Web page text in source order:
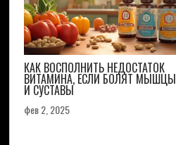
КАК ВОСПОЛНИТЬ НЕДОСТАТОК
ВИТАМИНА, ЕСЛИ БОЛЯТ МЫШЦЫ
И СУСТАВЫ
фев 2, 2025